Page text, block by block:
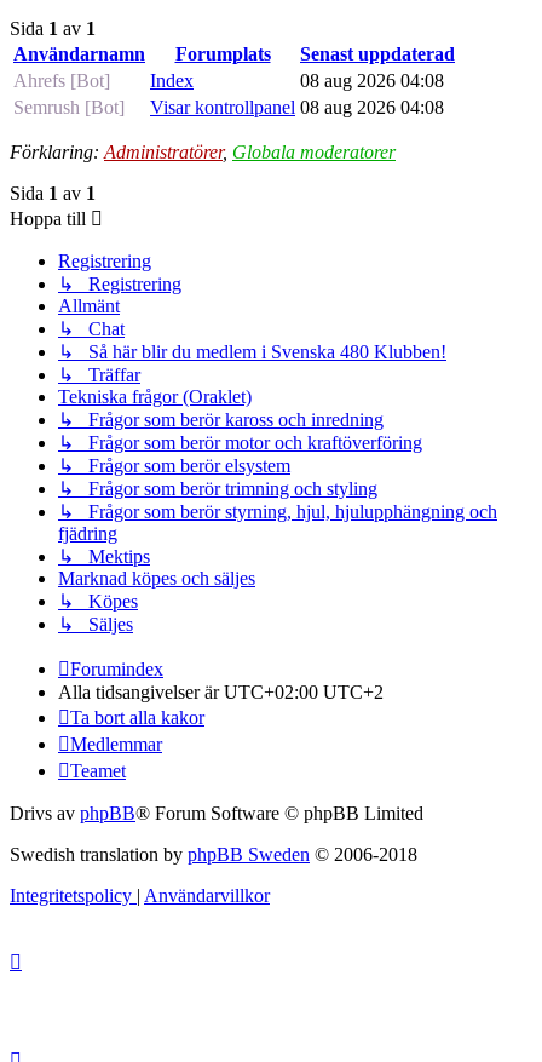
Sida 1 av 1
Användarnamn
Forumplats
Senast uppdaterad
Ahrefs [Bot]
Index
08 aug 2026 04:08
Semrush [Bot]
Visar kontrollpanel 08 aug 2026 04:08
Förklaring: Administratörer, Globala moderatorer
Sida 1 av 1
Hoppa till
Registrering
↳ Registrering
Allmänt
↳ Chat
↳ Så här blir du medlem i Svenska 480 Klubben!
↳ Träffar
Tekniska frågor (Oraklet)
↳ Frågor som berör kaross och inredning
↳ Frågor som berör motor och kraftöverföring
↳ Frågor som berör elsystem
↳ Frågor som berör trimning och styling
↳ Frågor som berör styrning, hjul, hjulupphängning och
fjädring
↳ Mektips
Marknad köpes och säljes
↳ Köpes
↳ Säljes
Forumindex
Alla tidsangivelser är UTC+02:00 UTC+2
Ta bort alla kakor
Medlemmar
Teamet
Drivs av phpBB® Forum Software © phpBB Limited
Swedish translation by phpBB Sweden © 2006-2018
Integritetspolicy | Användarvillkor